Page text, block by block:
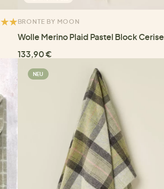
BRONTE BY MOON
Wolle Merino Plaid Pastel Block Cerise
133,90 €
NEU